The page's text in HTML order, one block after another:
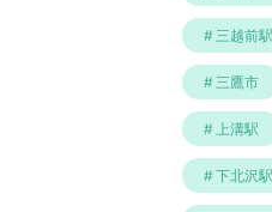
三越前駅
三鷹市
上溝駅
下北沢駅